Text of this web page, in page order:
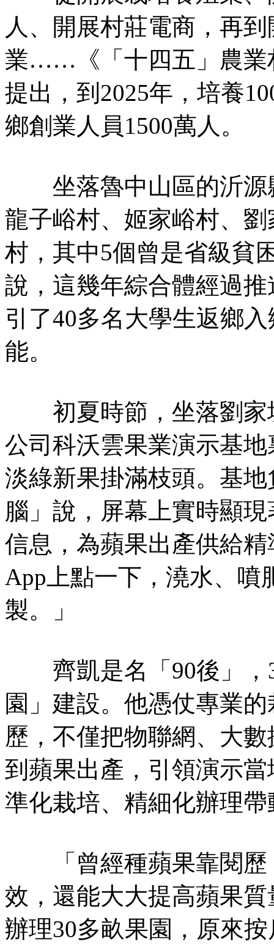
人、開展村莊電商，再
業……《「十四五」農業
提出，到2025年，培養
鄉創業人員1500萬人。
坐落魯中山區的沂源
龍子峪村、姬家峪村、
村，其中5個曾是省級貧
說，這幾年綜合體經過
引了40多名大學生返鄉
能。
初夏時節，坐落劉家
公司科沃雲果業演示基
淡綠新果掛滿枝頭。基
腦」說，屏幕上實時顯
信息，為蘋果出產供給
App上點一下，澆水、噴
製。」
齊凱是名「90後」，3
園」建設。他憑仗專業
歷，不僅把物聯網、大
到蘋果出產，引領演示
準化栽培、精細化辦理
「曾經種蘋果靠閱歷
效，還能大大提高蘋果
辦理30多畝果園，原來